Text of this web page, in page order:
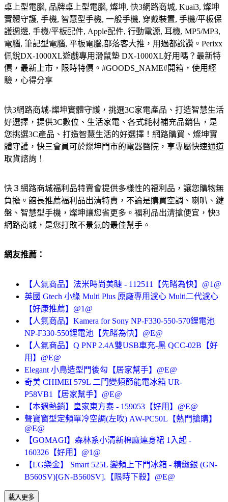
桌上型電腦, 品牌桌上型電腦, 燦坤, 快3網路商城, Kuai3, 燦坤
實體守護, 手機, 智慧型手機, 一般手機, 穿戴裝置, 手機/平板保
護週邊, 手機/平板配件, Apple配件, 行動電源, 耳機, MP5/MP3,
電腦, 筆記型電腦, 平板電腦,部落客大推，用過都說讚。Perixx
佩銳DX-1000XL遊戲專用滑鼠墊 DX-1000XL好用嗎？最新特
價，最新上市，限時特價。#GOODS_NAME#開箱，使用經
驗，心得分享
快3網路商城-燦坤實體守護，挑選3C家電產品、打造智慧生活
好選擇，提供3C數位、生活家電、各式耗材補充品銷售，是
您挑選3C產品、打造智慧生活的好選擇！網路購買、燦坤實
體守護，快三會員可於燦坤門市的電器醫院，享專屬快速通道
取貨諮詢！
快３網路商城福利品特賣會提供多樣性的福利品，讓您購物無
負擔。館長推薦福利品出清特賣，不論是購買空調、喇叭、鍵
盤、智慧型手機，燦坤讓您省更多。福利品出清搶便宜，快3
網路商城，是您打敗不景氣的最佳幫手。
網友推薦：
【人氣商品】法米時尚美睫 - 112511【先睹為快】@1@
英國 Gtech 小綠 Multi Plus 原廠專用濾心 Multi二代濾心
【好康推薦】@1@
【人氣商品】Kamera for Sony NP-F330-550-570鋰電池
NP-F330-550鋰電池【先睹為快】@E@
【人氣商品】Q PNP 2.4A雙USB車充-黑 QCC-02B【好
用】@E@
Elegant 小鳥造型門後勾【居家幫手】@E@
奇美 CHIMEI 579L 二門變頻節能電冰箱 UR-
P58VB1【居家幫手】@E@
【本週熱銷】皇家東方泰 - 159053【好用】@E@
聲寶窗型定頻單冷空調(左吹) AW-PC50L【熱門搶購】
@E@
【GOMAGI】森林系小清新棉麻連身裙 1入起 -
160326【好用】@1@
【LG樂金】 Smart 525L 變頻上下門冰箱 - 精緻銀 (GN-
B560SV)[GN-B560SV].【限時下殺】@E@
載入更多